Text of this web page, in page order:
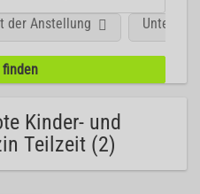
der Anstellung
Kinder- und
Teilzeit (2)